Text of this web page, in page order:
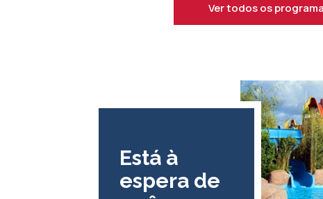
Ver todos os
Está à
espera de